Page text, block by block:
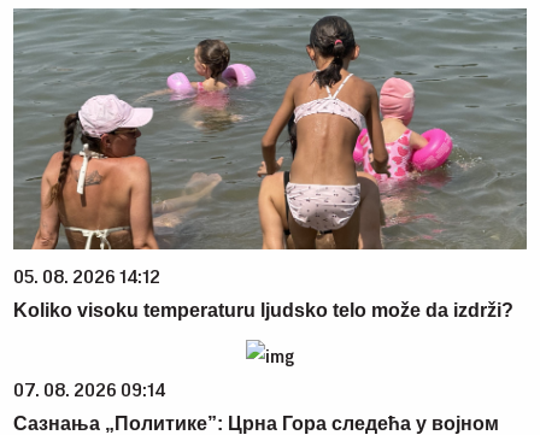
05. 08. 2026 14:12
Koliko visoku temperaturu ljudsko telo može da izdrži?
07. 08. 2026 09:14
Сазнања „Политике”: Црна Гора следећа у војном